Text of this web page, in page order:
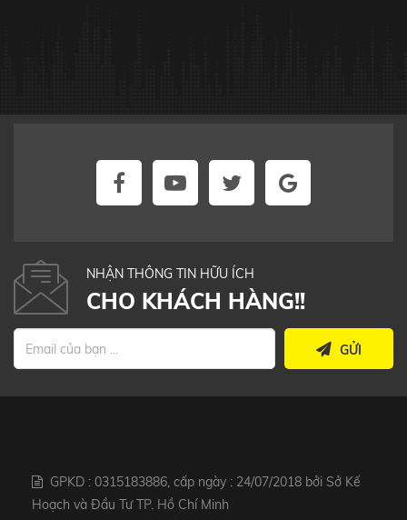
NHẬN THÔNG TIN HỮU ÍCH
CHO KHÁCH HÀNG!!
GỬI
GPKD : 0315183886, cấp ngày : 24/07/2018 bởi Sở Kế
Hoạch và Đầu Tư TP. Hồ Chí Minh